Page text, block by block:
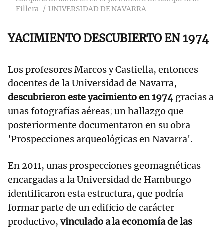
Fillera
UNIVERSIDAD DE NAVARRA
YACIMIENTO DESCUBIERTO EN 1974
Los profesores Marcos y Castiella, entonces
docentes de la Universidad de Navarra,
descubrieron este yacimiento en 1974 gracias a
unas fotografías aéreas; un hallazgo que
posteriormente documentaron en su obra
'Prospecciones arqueológicas en Navarra'.
En 2011, unas prospecciones geomagnéticas
encargadas a la Universidad de Hamburgo
identificaron esta estructura, que podría
formar parte de un edificio de carácter
productivo, vinculado a la economía de las